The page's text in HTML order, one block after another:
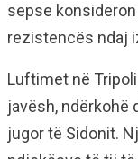
sepse
rezistencës ndaj
Luftimet në
javësh, ndërkohë
jugor të Sidonit.